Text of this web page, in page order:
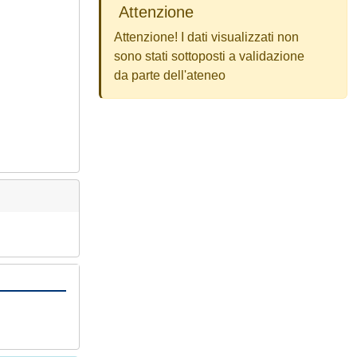
Attenzione
Attenzione! I dati visualizzati non
sono stati sottoposti a validazione
da parte dell'ateneo